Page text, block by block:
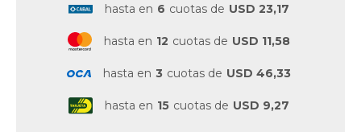
hasta en 6 cuotas de USD 23,17
hasta en 12 cuotas de USD 11,58
hasta en 3 cuotas de USD 46,33
hasta en 15 cuotas de USD 9,27
Vestimenta y calzado